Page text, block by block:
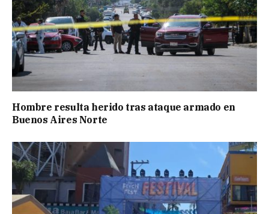
Hombre resulta herido tras ataque armado en
Buenos Aires Norte